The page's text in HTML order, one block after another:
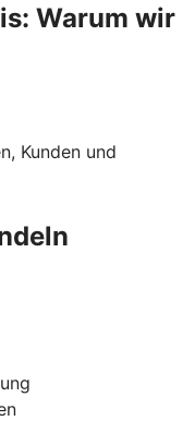
Warum wir
Kunden und